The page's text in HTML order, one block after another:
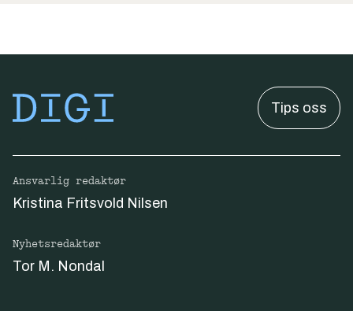
Tips oss
Ansvarlig redaktør
Kristina Fritsvold Nilsen
Nyhetsredaktør
Tor M. Nondal